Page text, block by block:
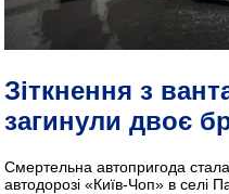
Зіткнення з
загинули двоє
Смертельна автопригода
автодорозі «Київ-Чоп» в селі